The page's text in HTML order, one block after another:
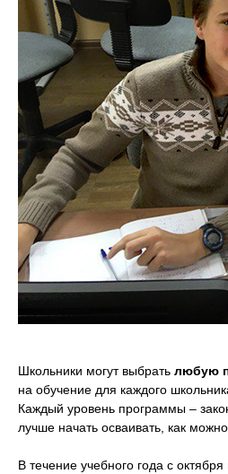
Школьники могут выбрать любую
на обучение для каждого
Каждый уровень программы –
лучше начать осваивать, как
В течение учебного года с